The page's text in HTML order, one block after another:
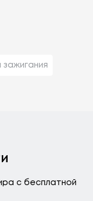
зажигания
с бесплатной